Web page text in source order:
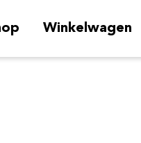
Winkelwagen